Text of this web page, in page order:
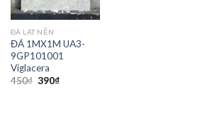
ĐÁ LÁT NỀN
ĐÁ 1MX1M UA3-
9GP101001
Viglacera
450₫ 390₫